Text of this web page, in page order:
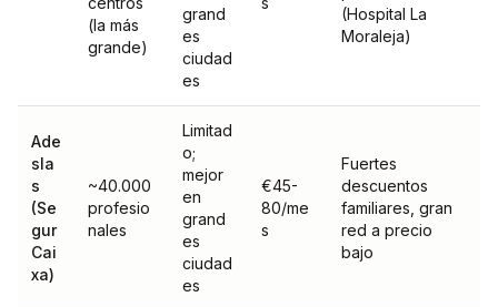
(la más
grande)
grand
es
ciudad
es
(Hospital La
Moraleja)
Ade
sla
s
(Se
gur
Cai
xa)
~40.000
profesio
nales
Limitad
o;
mejor
en
grand
es
ciudad
es
€45-
80/me
s
Fuertes
descuentos
familiares, gran
red a precio
bajo